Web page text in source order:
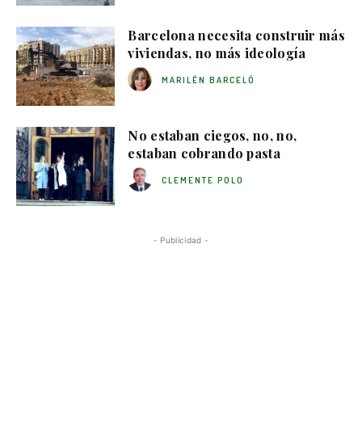
Barcelona necesita construir más
viviendas, no más ideología
MARILÉN BARCELÓ
No estaban ciegos, no, no,
estaban cobrando pasta
CLEMENTE POLO
- Publicidad -